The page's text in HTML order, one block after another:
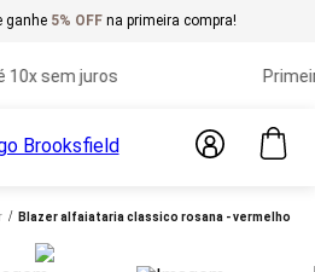
ganhe 5% OFF na primeira compra!
sem juros Primeira
blazer alfaiataria classico rosana - vermelho